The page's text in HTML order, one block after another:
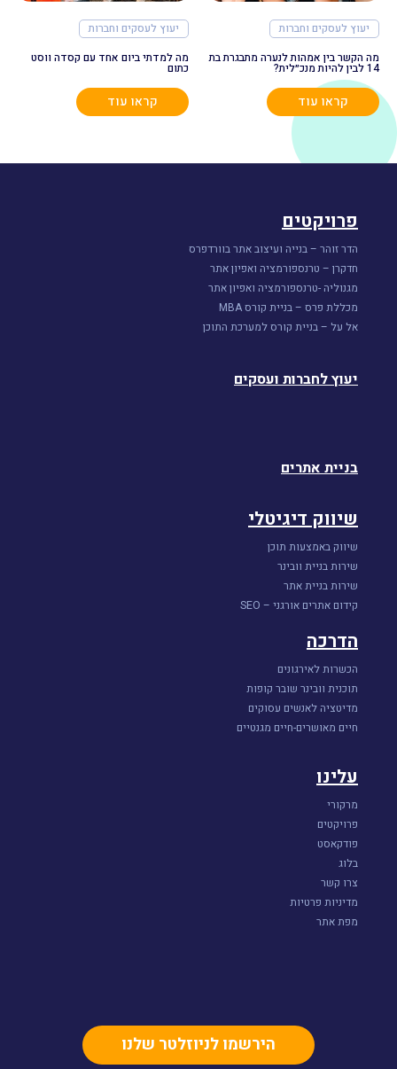
יעוץ לעסקים וחברות
מה הקשר בין אמהות לנערה מתבגרת בת
14 לבין להיות מנכ״לית?
קראו עוד
יעוץ לעסקים וחברות
מה למדתי ביום אחד עם קסדה ווסט
כתום
קראו עוד
פרויקטים
הדר זוהר – בנייה ועיצוב אתר בוורדפרס
חדקרן – טרנספורמציה ואפיון אתר
מגנוליה -טרנספורמציה ואפיון אתר
מכללת פרס – בניית קורס MBA
אל על – בניית קורס למערכת התוכן
יעוץ לחברות ועסקים
בניית אתרים
שיווק דיגיטלי
שיווק באמצעות תוכן
שירות בניית וובינר
שירות בניית אתר
קידום אתרים אורגני – SEO
הדרכה
הכשרות לאירגונים
תוכנית וובינר שובר קופות
מדיטציה לאנשים עסוקים
חיים מאושרים-חיים מגנטיים
עלינו
מרקורי
פרויקטים
פודקאסט
בלוג
צרו קשר
מדיניות פרטיות
מפת אתר
הירשמו לניוזלטר שלנו